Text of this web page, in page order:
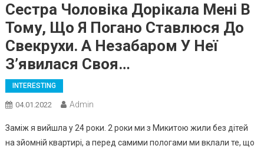
Сестра Чоловіка Дорікала Мені В
Тому, Що Я Погано Ставлюся До
Свекрухи. А Незабаром У Неї
З’явилася Своя…
INTERESTING
04.01.2022 Admin
Заміж я вийшла у 24 роки. 2 роки ми з Микитою жили без дітей
на зйомній квартирі, а перед самими пологами ми вклали те, що